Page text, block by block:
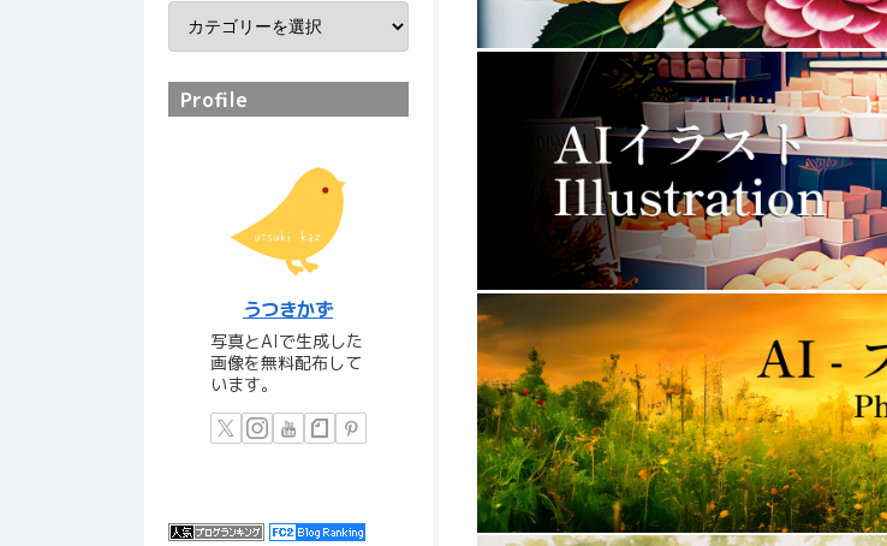
Profile
うつきかず
写真とAIで生成した
画像を無料配布して
います。